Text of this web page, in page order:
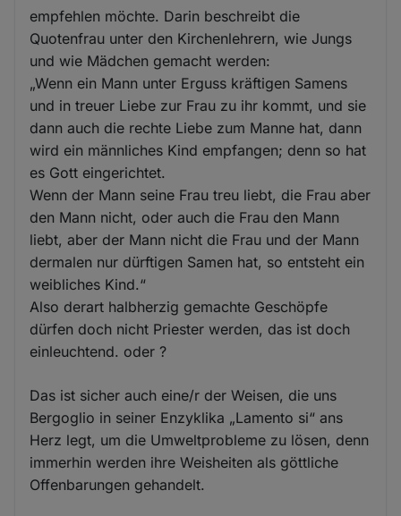
empfehlen möchte. Darin beschreibt die
Quotenfrau unter den Kirchenlehrern, wie Jungs
und wie Mädchen gemacht werden:
„Wenn ein Mann unter Erguss kräftigen Samens
und in treuer Liebe zur Frau zu ihr kommt, und sie
dann auch die rechte Liebe zum Manne hat, dann
wird ein männliches Kind empfangen; denn so hat
es Gott eingerichtet.
Wenn der Mann seine Frau treu liebt, die Frau aber
den Mann nicht, oder auch die Frau den Mann
liebt, aber der Mann nicht die Frau und der Mann
dermalen nur dürftigen Samen hat, so entsteht ein
weibliches Kind.“
Also derart halbherzig gemachte Geschöpfe
dürfen doch nicht Priester werden, das ist doch
einleuchtend. oder ?
Das ist sicher auch eine/r der Weisen, die uns
Bergoglio in seiner Enzyklika „Lamento si“ ans
Herz legt, um die Umweltprobleme zu lösen, denn
immerhin werden ihre Weisheiten als göttliche
Offenbarungen gehandelt.